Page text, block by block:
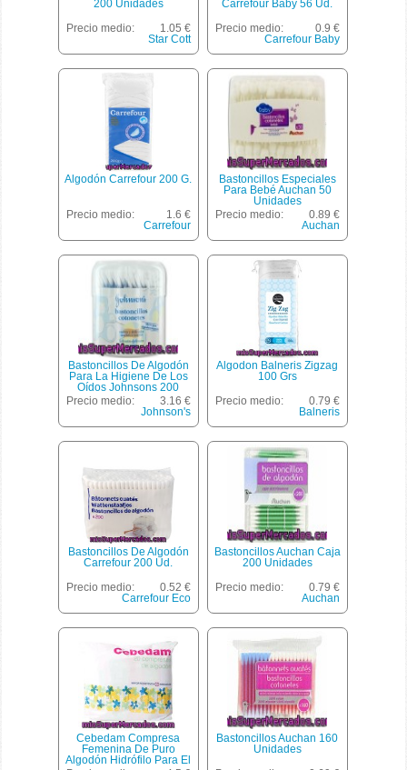
200 Unidades
Precio medio:
1.05 €
Star Cott
Carrefour Baby 56 Ud.
Precio medio:
0.9 €
Carrefour Baby
Algodón Carrefour 200 G.
Precio medio:
1.6 €
Carrefour
Bastoncillos Especiales
Para Bebé Auchan 50
Unidades
Precio medio:
0.89 €
Auchan
Bastoncillos De Algodón
Para La Higiene De Los
Oídos Johnsons 200
Unidades
Precio medio:
3.16 €
Johnson's
Algodon Balneris Zigzag
100 Grs
Precio medio:
0.79 €
Balneris
Bastoncillos De Algodón
Carrefour 200 Ud.
Precio medio:
0.52 €
Carrefour Eco
Bastoncillos Auchan Caja
200 Unidades
Precio medio:
0.79 €
Auchan
Cebedam Compresa
Femenina De Puro
Algodón Hidrófilo Para El
Bastoncillos Auchan 160
Unidades